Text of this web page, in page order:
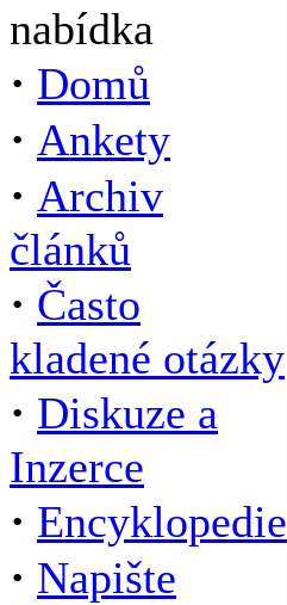
nabídka
· Domů
· Ankety
· Archiv
článků
· Často
kladené otázky
· Diskuze a
Inzerce
· Encyklopedie
· Napište